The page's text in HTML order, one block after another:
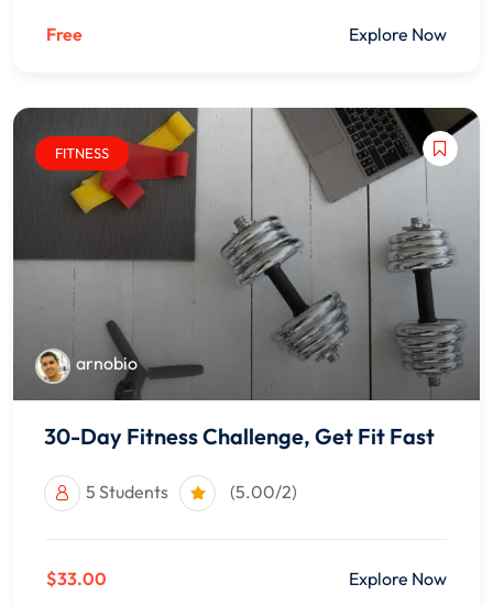
Free Explore Now
FITNESS
arnobio
30-Day Fitness Challenge, Get Fit Fast
5 Students (5.00/2)
$33.00 Explore Now